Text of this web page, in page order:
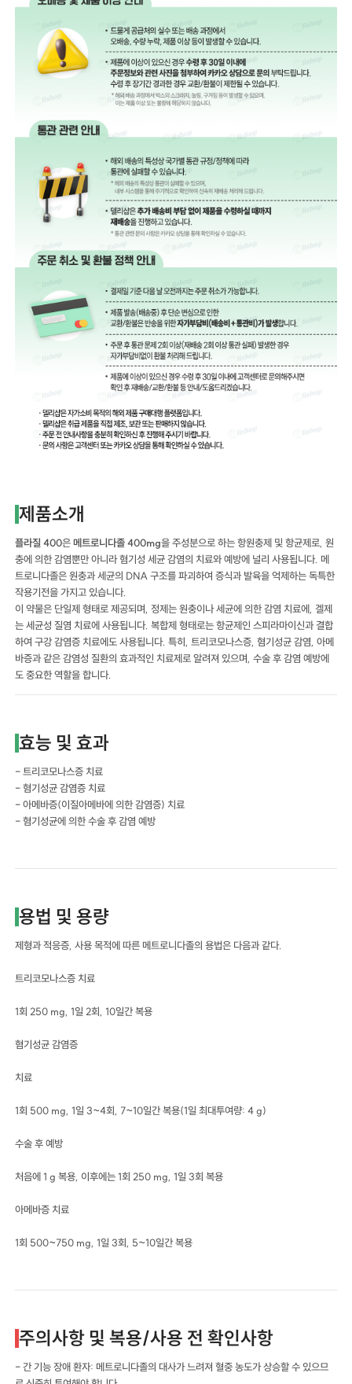
제품소개
플라질 400은메트로니다졸 400mg을 주성분으로 하는 항원충제 및 항균제로, 원
충에 의한 감염뿐만 아니라 혐기성 세균 감염의 치료와 예방에 널리 사용됩니다. 메
트로니다졸은 원충과 세균의 DNA 구조를 파괴하여 증식과 발육을 억제하는 독특한
작용기전을 가지고 있습니다.
이 약물은 단일제 형태로 제공되며, 정제는 원충이나 세균에 의한 감염 치료에, 겔제
는 세균성 질염 치료에 사용됩니다. 복합제 형태로는 항균제인 스피라마이신과 결합
하여 구강 감염증 치료에도 사용됩니다. 특히, 트리코모나스증, 혐기성균 감염, 아메
바증과 같은 감염성 질환의 효과적인 치료제로 알려져 있으며, 수술 후 감염 예방에
도 중요한 역할을 합니다.
효능 및 효과
- 트리코모나스증 치료
- 혐기성균 감염증 치료
- 아메바증(이질아메바에 의한 감염증) 치료
- 혐기성균에 의한 수술 후 감염 예방
용법 및 용량
제형과 적응증, 사용 목적에 따른 메트로니다졸의 용법은 다음과 같다.
트리코모나스증 치료
1회 250 mg, 1일 2회, 10일간 복용
혐기성균 감염증
치료
1회 500 mg, 1일 3~4회, 7~10일간 복용(1일 최대투여량: 4 g)
수술 후 예방
처음에 1 g 복용, 이후에는 1회 250 mg, 1일 3회 복용
아메바증 치료
1회 500~750 mg, 1일 3회, 5~10일간 복용
주의사항 및 복용/사용 전 확인사항
- 간 기능 장애 환자: 메트로니다졸의 대사가 느려져 혈중 농도가 상승할 수 있으므